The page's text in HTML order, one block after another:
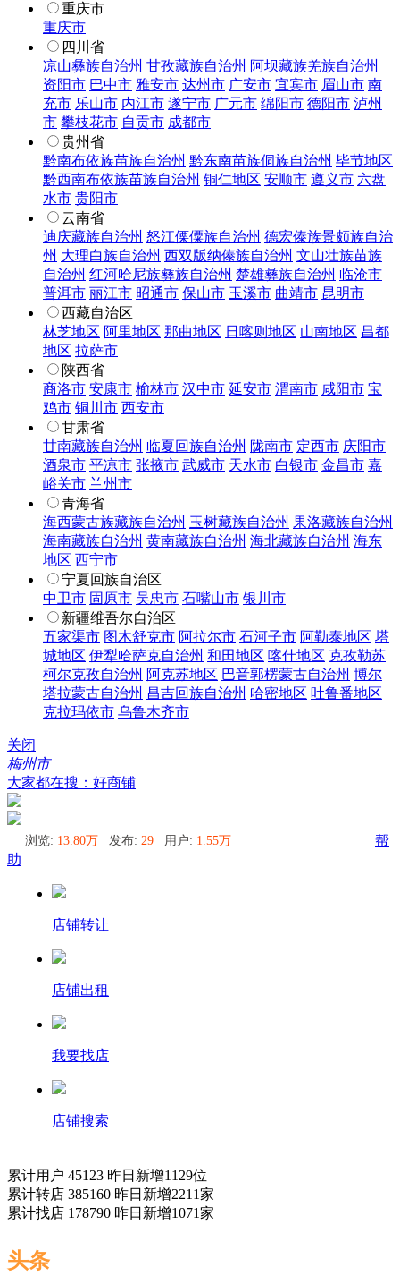
重庆市
重庆市
四川省
凉山彝族自治州 甘孜藏族自治州 阿坝藏族羌族自治州
资阳市 巴中市 雅安市 达州市 广安市 宜宾市 眉山市 南
充市 乐山市 内江市 遂宁市 广元市 绵阳市 德阳市 泸州
市 攀枝花市 自贡市 成都市
贵州省
黔南布依族苗族自治州 黔东南苗族侗族自治州 毕节地区
黔西南布依族苗族自治州 铜仁地区 安顺市 遵义市 六盘
水市 贵阳市
云南省
迪庆藏族自治州 怒江傈僳族自治州 德宏傣族景颇族自治
州 大理白族自治州 西双版纳傣族自治州 文山壮族苗族
自治州 红河哈尼族彝族自治州 楚雄彝族自治州 临沧市
普洱市 丽江市 昭通市 保山市 玉溪市 曲靖市 昆明市
西藏自治区
林芝地区 阿里地区 那曲地区 日喀则地区 山南地区 昌都
地区 拉萨市
陕西省
商洛市 安康市 榆林市 汉中市 延安市 渭南市 咸阳市 宝
鸡市 铜川市 西安市
甘肃省
甘南藏族自治州 临夏回族自治州 陇南市 定西市 庆阳市
酒泉市 平凉市 张掖市 武威市 天水市 白银市 金昌市 嘉
峪关市 兰州市
青海省
海西蒙古族藏族自治州 玉树藏族自治州 果洛藏族自治州
海南藏族自治州 黄南藏族自治州 海北藏族自治州 海东
地区 西宁市
宁夏回族自治区
中卫市 固原市 吴忠市 石嘴山市 银川市
新疆维吾尔自治区
五家渠市 图木舒克市 阿拉尔市 石河子市 阿勒泰地区 塔
城地区 伊犁哈萨克自治州 和田地区 喀什地区 克孜勒苏
柯尔克孜自治州 阿克苏地区 巴音郭楞蒙古自治州 博尔
塔拉蒙古自治州 昌吉回族自治州 哈密地区 吐鲁番地区
克拉玛依市 乌鲁木齐市
关闭
梅州市
大家都在搜：好商铺
浏览: 13.80万 发布: 29 用户: 1.55万
帮
助
店铺转让
店铺出租
我要找店
店铺搜索
累计用户 45123 昨日新增1129位
累计转店 385160 昨日新增2211家
累计找店 178790 昨日新增1071家
头条